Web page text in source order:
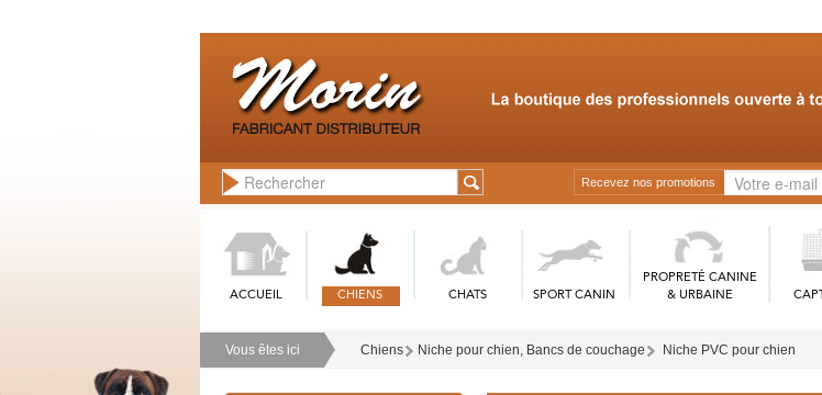
Recevez nos promotions
ACCUEIL CHIENS CHATS SPORT CANIN
PROPRETÉ CANINE
& URBAINE
Vous êtes ici Chiens Niche pour chien, Bancs de couchage Niche PVC pour chien